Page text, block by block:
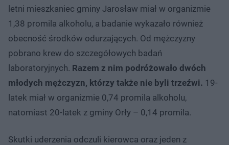
letni mieszkaniec gminy Jarosław miał w organizmie
1,38 promila alkoholu, a badanie wykazało również
obecność środków odurzających. Od mężczyzny
pobrano krew do szczegółowych badań
laboratoryjnych. Razem z nim podróżowało dwóch
młodych mężczyzn, którzy także nie byli trzeźwi. 19-
latek miał w organizmie 0,74 promila alkoholu,
natomiast 20-latek z gminy Orły – 0,14 promila.
Skutki uderzenia odczuli kierowca oraz jeden z